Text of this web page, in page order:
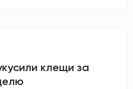
клещи за